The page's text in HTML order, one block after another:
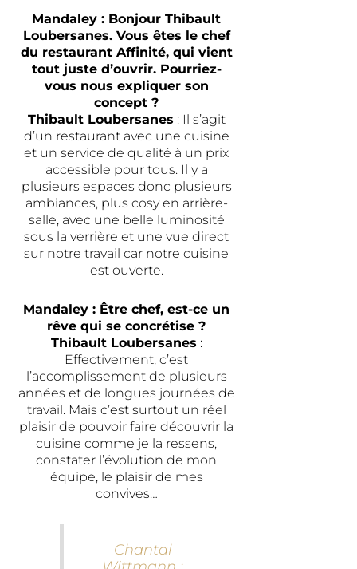
Mandaley : Bonjour Thibault
Loubersanes. Vous êtes le chef
du restaurant Affinité, qui vient
tout juste d’ouvrir. Pourriez-
vous nous expliquer son
concept ?
Thibault Loubersanes : Il s’agit
d’un restaurant avec une cuisine
et un service de qualité à un prix
accessible pour tous. Il y a
plusieurs espaces donc plusieurs
ambiances, plus cosy en arrière-
salle, avec une belle luminosité
sous la verrière et une vue direct
sur notre travail car notre cuisine
est ouverte.
Mandaley : Être chef, est-ce un
rêve qui se concrétise ?
Thibault Loubersanes :
Effectivement, c’est
l’accomplissement de plusieurs
années et de longues journées de
travail. Mais c’est surtout un réel
plaisir de pouvoir faire découvrir la
cuisine comme je la ressens,
constater l’évolution de mon
équipe, le plaisir de mes
convives…
Chantal